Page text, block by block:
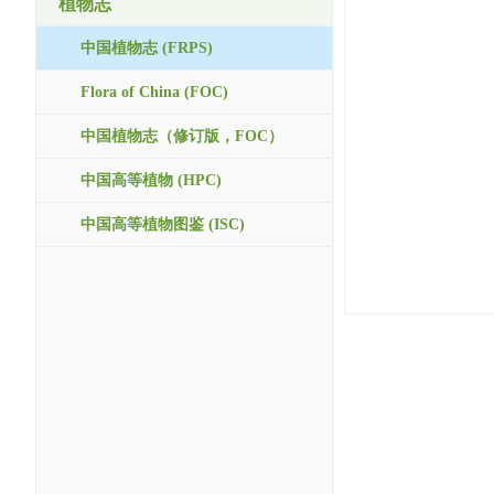
植物志
中国植物志 (FRPS)
Flora of China (FOC)
中国植物志（修订版，FOC）
中国高等植物 (HPC)
中国高等植物图鉴 (ISC)